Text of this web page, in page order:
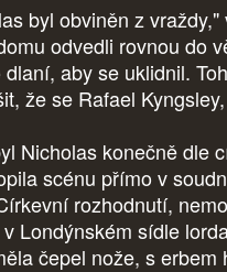
byl obviněn z
odvedli rovnou do
dlaní, aby se uklidnil.
že se Rafael
Nicholas konečně dle
scénu přímo v
rozhodnutí,
Londýnském sídle
čepel nože, s erbem